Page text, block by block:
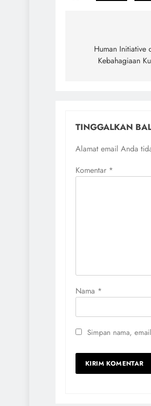
Human Initiative
Kebahagiaan
TINGGALKAN
Alamat email Anda
Komentar *
Nama *
Simpan nama,